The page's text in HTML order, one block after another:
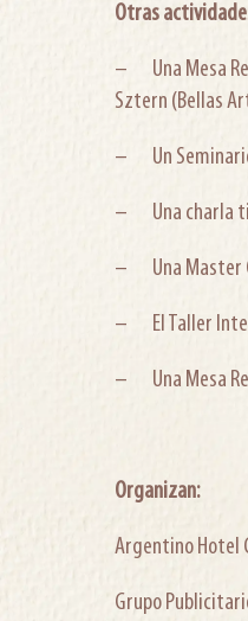
Otras
– Una Mesa
Sztern (Bellas
– Un Seminario
– Una charla
– Una Master
– El Taller
– Una Mesa
Organizan:
Argentino Hotel
Grupo